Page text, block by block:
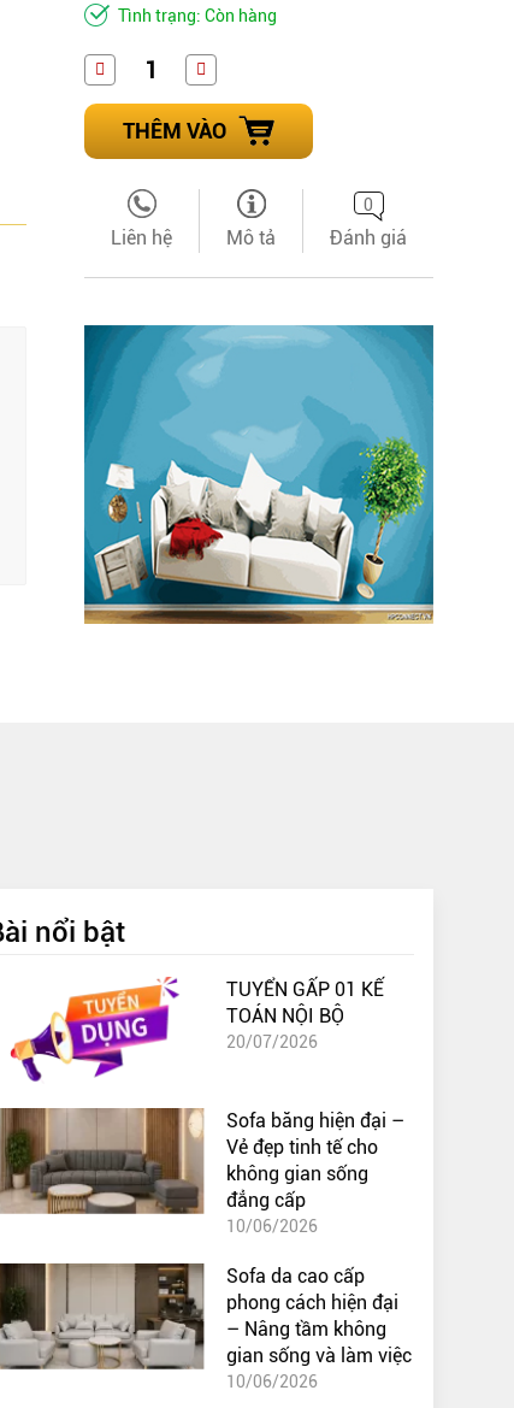
Tình trạng: Còn hàng
THÊM VÀO
Liên hệ Mô tả
0
Đánh giá
nổi bật
TUYỂN GẤP 01 KẾ
TOÁN NỘI BỘ
20/07/2026
Sofa băng hiện đại –
Vẻ đẹp tinh tế cho
không gian sống
đẳng cấp
10/06/2026
Sofa da cao cấp
phong cách hiện đại
– Nâng tầm không
gian sống và làm việc
10/06/2026